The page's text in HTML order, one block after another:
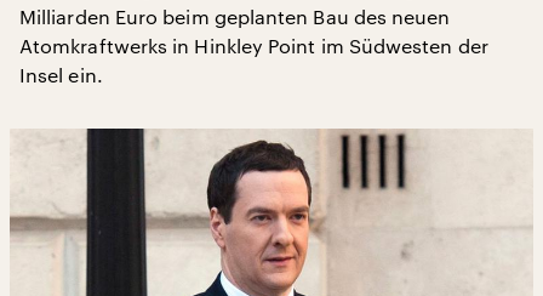
Milliarden Euro beim geplanten Bau des neuen
Atomkraftwerks in Hinkley Point im Südwesten der
Insel ein.